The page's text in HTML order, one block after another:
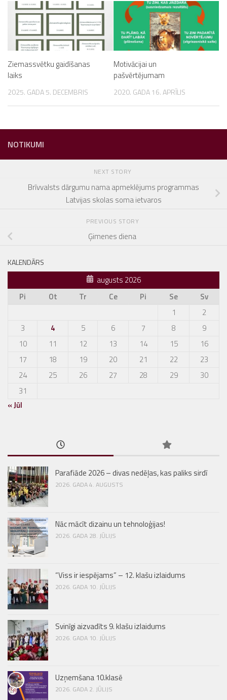
Ziemassvētku gaidīšanas
laiks
2025. GADA 5. DECEMBRIS
Motivācijai un
pašvērtējumam
2020. GADA 16. APRĪLIS
NOTIKUMI
NEXT STORY
Brīvvalsts dārgumu nama apmeklējums programmas
Latvijas skolas soma ietvaros
PREVIOUS STORY
Ģimenes diena
KALENDĀRS
augusts 2026
Pi
Ot Tr Ce Pi Se
Sv
1
2
3
4 5 6 7 8
9
10
11 12 13 14 15
16
17
18 19 20 21 22
23
24
25 26 27 28 29
30
31
« Jūl
Parafiāde 2026 – divas nedēļas, kas paliks sirdī
2026. GADA 4. AUGUSTS
Nāc mācīt dizainu un tehnoloģijas!
2026. GADA 28. JŪLIJS
“Viss ir iespējams” – 12. klašu izlaidums
2026. GADA 10. JŪLIJS
Svinīgi aizvadīts 9. klašu izlaidums
2026. GADA 10. JŪLIJS
Uzņemšana 10.klasē
2026. GADA 2. JŪLIJS